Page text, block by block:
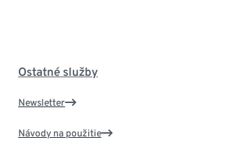
Ostatné služby
Newsletter
Návody na použitie